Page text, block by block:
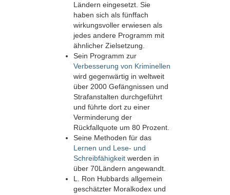
Ländern eingesetzt. Sie
haben sich als fünffach
wirkungsvoller erwiesen als
jedes andere Programm mit
ähnlicher Zielsetzung.
Sein Programm zur
Verbesserung von Kriminellen
wird gegenwärtig in weltweit
über 2000 Gefängnissen und
Strafanstalten durchgeführt
und führte dort zu einer
Verminderung der
Rückfallquote um 80 Prozent.
Seine Methoden für das
Lernen und Lese- und
Schreibfähigkeitwerden in
über 70Ländern angewandt.
L. Ron Hubbards allgemein
geschätzter Moralkodex und